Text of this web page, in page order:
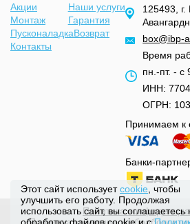
Акции
Наши услуги
Монтаж
Гарантия
ПусконаладкаВозврат
Контакты
125493, г.
box@ibp-
Время
пн.-пт. - с
ИНН:
ОГРН:
Принимаем к
Банки-
Политика
Этот сайт используетcookie , чтобы
улучшить его работу. Продолжая
использовать сайт, вы соглашаетесь